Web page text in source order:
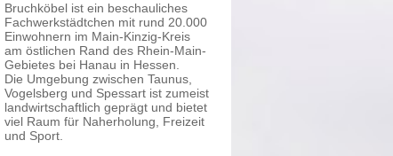
Bruchköbel ist ein beschauliches
Fachwerkstädtchen mit rund 20.000
Einwohnern im Main-Kinzig-Kreis
am östlichen Rand des Rhein-Main-
Gebietes bei Hanau in Hessen.
Die Umgebung zwischen Taunus,
Vogelsberg und Spessart ist zumeist
landwirtschaftlich geprägt und bietet
viel Raum für Naherholung, Freizeit
und Sport.